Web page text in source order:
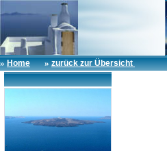
» Home »zurück zur Übersicht